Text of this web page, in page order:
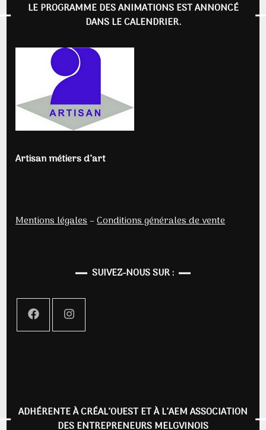
LE PROGRAMME DES ANIMATIONS EST ANNONCÉ
DANS LE CALENDRIER.
Artisan métiers d’art
Mentions légales–Conditions générales de vente
SUIVEZ-NOUS SUR :
ADHÉRENTE À CRÉAL’OUEST ET À L’AEM ASSOCIATION
DES ENTREPRENEURS MELGVINOIS